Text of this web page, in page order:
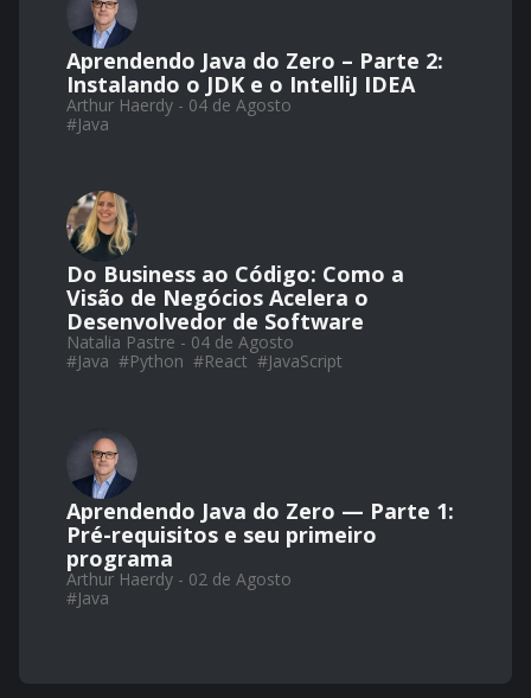
Aprendendo Java do Zero – Parte 2:
Instalando o JDK e o IntelliJ IDEA
Arthur Haerdy - 04 de Agosto
#Java
Do Business ao Código: Como a
Visão de Negócios Acelera o
Desenvolvedor de Software
Natalia Pastre - 04 de Agosto
#Java #Python #React #JavaScript
Aprendendo Java do Zero — Parte 1:
Pré-requisitos e seu primeiro
programa
Arthur Haerdy - 02 de Agosto
#Java